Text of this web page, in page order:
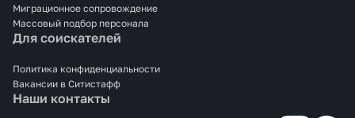
Наши контакты
Миграционное сопровождение
Массовый подбор персонала
Для соискателей
Политика конфиденциальности
Вакансии в Ситистафф